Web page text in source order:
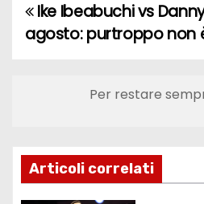
N
a
g
a
Ike Ibeabuchi vs
agosto: purtroppo non
Per restare
Articoli correlati